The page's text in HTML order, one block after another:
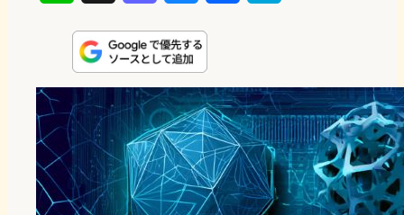
n
e
s
t
o
d
o
u
e
s
k
y
e
b
o
o
e
n
a